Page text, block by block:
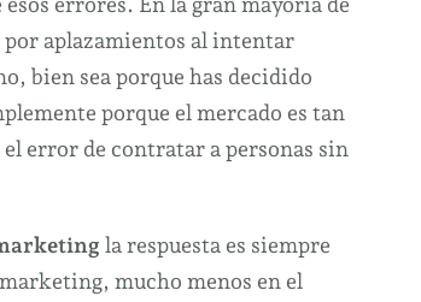
por aplazamientos al intentar
bien sea porque has decidido
porque el mercado es tan
error de contratar a personas sin
la respuesta es siempre
mucho menos en el